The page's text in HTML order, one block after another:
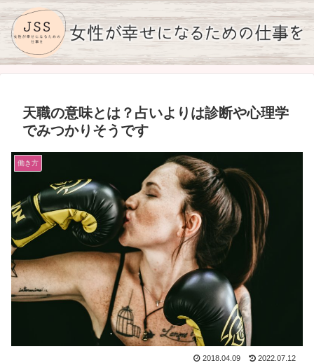
天職の意味とは？占いよりは診断や心理学
でみつかりそうです
働き方
2018.04.09 2022.07.12